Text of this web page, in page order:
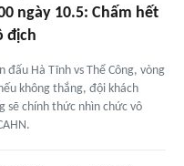
ngày 10.5: Chấm hết
địch
đấu Hà Tĩnh vs Thể Công, vòng
không thắng, đội khách
sẽ chính thức nhìn chức vô